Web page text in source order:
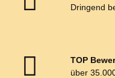
Dringend
TOP
über